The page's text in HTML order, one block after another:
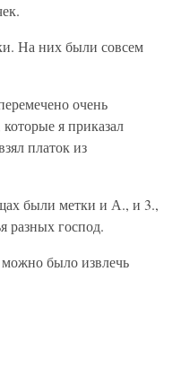
На них были совсем
очень
я приказал
платок из
были метки и А., и 3.,
разных господ.
было извлечь